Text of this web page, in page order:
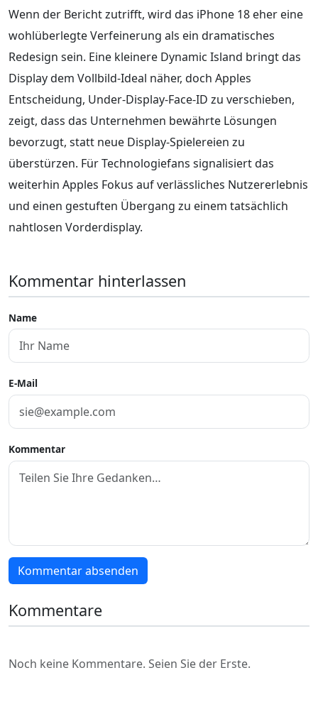
Wenn der Bericht zutrifft, wird das iPhone 18 eher eine
wohlüberlegte Verfeinerung als ein dramatisches
Redesign sein. Eine kleinere Dynamic Island bringt das
Display dem Vollbild‑Ideal näher, doch Apples
Entscheidung, Under‑Display‑Face‑ID zu verschieben,
zeigt, dass das Unternehmen bewährte Lösungen
bevorzugt, statt neue Display‑Spielereien zu
überstürzen. Für Technologiefans signalisiert das
weiterhin Apples Fokus auf verlässliches Nutzererlebnis
und einen gestuften Übergang zu einem tatsächlich
nahtlosen Vorderdisplay.
Kommentar hinterlassen
Name
E-Mail
Kommentar
Kommentar absenden
Kommentare
Noch keine Kommentare. Seien Sie der Erste.